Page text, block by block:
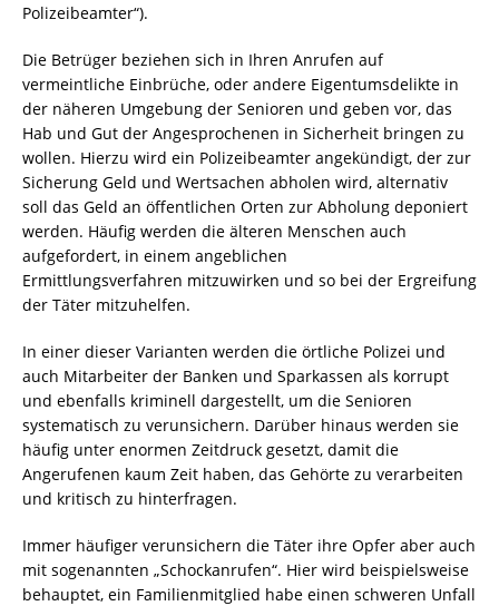
Polizeibeamter“).
Die Betrüger beziehen sich in Ihren Anrufen auf
vermeintliche Einbrüche, oder andere Eigentumsdelikte in
der näheren Umgebung der Senioren und geben vor, das
Hab und Gut der Angesprochenen in Sicherheit bringen zu
wollen. Hierzu wird ein Polizeibeamter angekündigt, der zur
Sicherung Geld und Wertsachen abholen wird, alternativ
soll das Geld an öffentlichen Orten zur Abholung deponiert
werden. Häufig werden die älteren Menschen auch
aufgefordert, in einem angeblichen
Ermittlungsverfahren mitzuwirken und so bei der Ergreifung
der Täter mitzuhelfen.
In einer dieser Varianten werden die örtliche Polizei und
auch Mitarbeiter der Banken und Sparkassen als korrupt
und ebenfalls kriminell dargestellt, um die Senioren
systematisch zu verunsichern. Darüber hinaus werden sie
häufig unter enormen Zeitdruck gesetzt, damit die
Angerufenen kaum Zeit haben, das Gehörte zu verarbeiten
und kritisch zu hinterfragen.
Immer häufiger verunsichern die Täter ihre Opfer aber auch
mit sogenannten „Schockanrufen“. Hier wird beispielsweise
behauptet, ein Familienmitglied habe einen schweren Unfall